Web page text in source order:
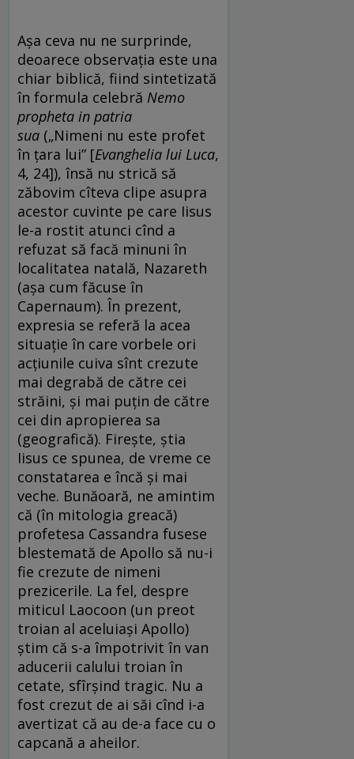
Așa ceva nu ne surprinde,
deoarece observația este una
chiar biblică, fiind sintetizată
în formula celebră Nemo
propheta in patria
sua („Nimeni nu este profet
în țara lui” [Evanghelia lui Luca,
4, 24]), însă nu strică să
zăbovim cîteva clipe asupra
acestor cuvinte pe care Iisus
le-a rostit atunci cînd a
refuzat să facă minuni în
localitatea natală, Nazareth
(așa cum făcuse în
Capernaum). În prezent,
expresia se referă la acea
situație în care vorbele ori
acțiunile cuiva sînt crezute
mai degrabă de către cei
străini, și mai puțin de către
cei din apropierea sa
(geografică). Firește, știa
Iisus ce spunea, de vreme ce
constatarea e încă și mai
veche. Bunăoară, ne amintim
că (în mitologia greacă)
profetesa Cassandra fusese
blestemată de Apollo să nu-i
fie crezute de nimeni
prezicerile. La fel, despre
miticul Laocoon (un preot
troian al aceluiași Apollo)
știm că s-a împotrivit în van
aducerii calului troian în
cetate, sfîrșind tragic. Nu a
fost crezut de ai săi cînd i-a
avertizat că au de-a face cu o
capcană a aheilor.